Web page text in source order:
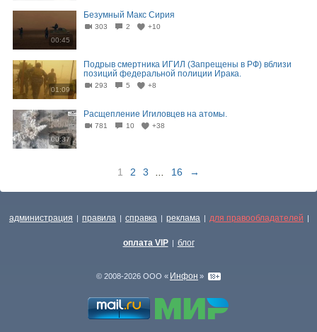
00:45
Безумный Макс Сирия
303 2 +10
01:09
Подрыв смертника ИГИЛ (Запрещены в РФ) вблизи
позиций федеральной полиции Ирака.
293 5 +8
00:37
Расщепление Игиловцев на атомы.
781 10 +38
1 2 3 16 →
администрация | правила | справка | реклама | для правообладателей |
оплата VIP | блог
© 2008-2026 ООО « Инфон »